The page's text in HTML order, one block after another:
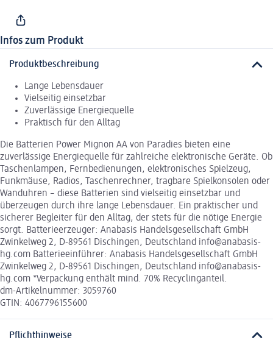
Infos zum Produkt
Produktbeschreibung
Lange Lebensdauer
Vielseitig einsetzbar
Zuverlässige Energiequelle
Praktisch für den Alltag
Die Batterien Power Mignon AA von Paradies bieten eine
zuverlässige Energiequelle für zahlreiche elektronische Geräte. Ob
Taschenlampen, Fernbedienungen, elektronisches Spielzeug,
Funkmäuse, Radios, Taschenrechner, tragbare Spielkonsolen oder
Wanduhren – diese Batterien sind vielseitig einsetzbar und
überzeugen durch ihre lange Lebensdauer. Ein praktischer und
sicherer Begleiter für den Alltag, der stets für die nötige Energie
sorgt. Batterieerzeuger: Anabasis Handelsgesellschaft GmbH
Zwinkelweg 2, D-89561 Dischingen, Deutschland info@anabasis-
hg.com Batterieeinführer: Anabasis Handelsgesellschaft GmbH
Zwinkelweg 2, D-89561 Dischingen, Deutschland info@anabasis-
hg.com *Verpackung enthält mind. 70% Recyclinganteil.
dm-Artikelnummer: 3059760
GTIN: 4067796155600
Pflichthinweise